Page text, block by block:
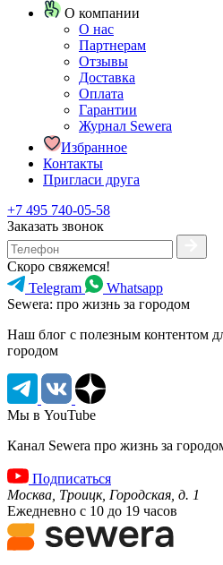
О компании
О нас
Партнерам
Отзывы
Доставка
Оплата
Гарантии
Журнал Sewera
Избранное
Контакты
Пригласи друга
+7 495 740-05-58
Заказать звонок
Скоро свяжемся!
Telegram
Whatsapp
Sewera: про жизнь за городом
Наш блог c полезным контентом
городом
Мы в YouTube
Канал Sewera про жизнь за
Подписаться
Москва, Троицк, Городская, д. 1
Ежедневно с 10 до 19 часов